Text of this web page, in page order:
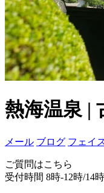
熱海温泉 |
メール ブログ フェイ
ご質問はこちら
受付時間 8時-12時/14